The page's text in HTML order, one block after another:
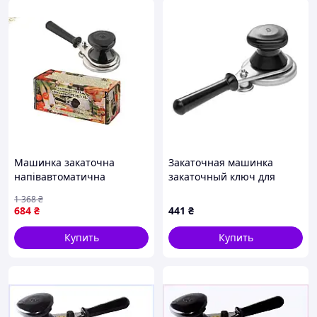
Автоматический ключ закаточный МЕХМАШ "Премиум"
на подшипнике — это идеальное решение для тех, кто
хочет сэкономить время и силы при консервации.
Благодаря подшипниковому механизму, закрывание
банок стало еще проще и надежнее. Качество
инструмента и удобство в использовании делают его
отличным выбором для домашнего хозяйства.
быструю обработку заказа. Отправляем по Украине
любым, удобным для Вас перевозчиком.
Машинка закаточна
напівавтоматична
консервування скляних
банок з підшипником
684 ₴
1 368₴
Купить
Закаточная машинка
закаточный ключ для
"Винница" с роликом
441 ₴
Купить